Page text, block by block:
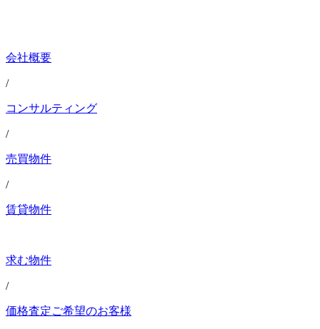
会社概要
/
コンサルティング
/
売買物件
/
賃貸物件
求む物件
/
価格査定ご希望のお客様